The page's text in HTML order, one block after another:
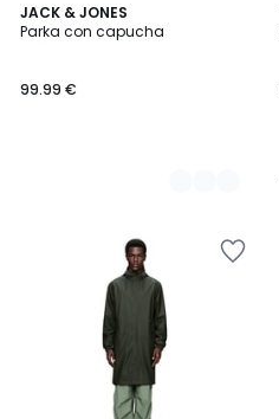
JACK & JONES
Parka con capucha
99.99 €
2
Colores